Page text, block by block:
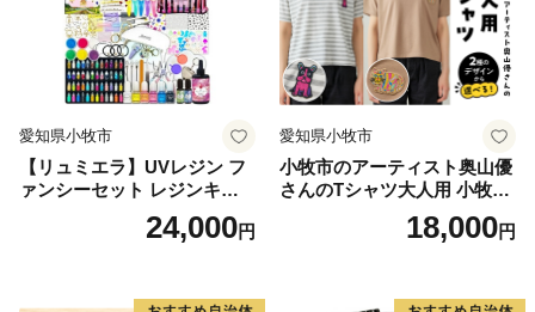
愛知県小牧市
【リュミエラ】UVレジン フ
ァンシーセット レジンキッ
ト ハンドメイド レジンクラ
フト アクセサリーキット 手
24,000円
愛知県小牧市
小牧市のアーティスト奥山優
さんのTシャツ大人用 小牧市
18,000円